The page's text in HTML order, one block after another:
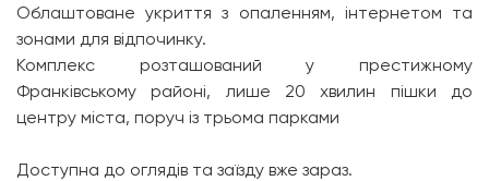
Облаштоване укриття з опаленням, інтернетом та
зонами для відпочинку.
Комплекс розташований у престижному
Франківському районі, лише 20 хвилин пішки до
центру міста, поруч із трьома парками
Доступна до оглядів та заїзду вже зараз.